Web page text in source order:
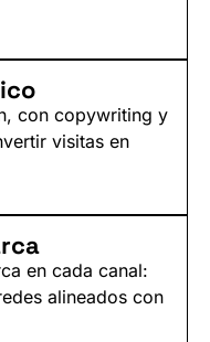
con copywriting y
visitas en
en cada canal:
alineados con